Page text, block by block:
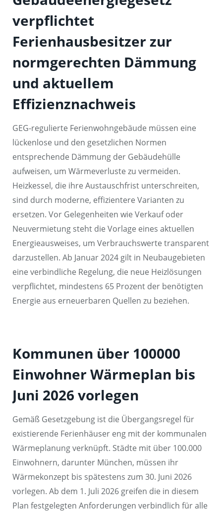
verpflichtet
Ferienhausbesitzer zur
normgerechten Dämmung
und aktuellem
Effizienznachweis
GEG-regulierte Ferienwohngebäude müssen eine
lückenlose und den gesetzlichen Normen
entsprechende Dämmung der Gebäudehülle
aufweisen, um Wärmeverluste zu vermeiden.
Heizkessel, die ihre Austauschfrist unterschreiten,
sind durch moderne, effizientere Varianten zu
ersetzen. Vor Gelegenheiten wie Verkauf oder
Neuvermietung steht die Vorlage eines aktuellen
Energieausweises, um Verbrauchswerte transparent
darzustellen. Ab Januar 2024 gilt in Neubaugebieten
eine verbindliche Regelung, die neue Heizlösungen
verpflichtet, mindestens 65 Prozent der benötigten
Energie aus erneuerbaren Quellen zu beziehen.
Kommunen über 100000
Einwohner Wärmeplan bis
Juni 2026 vorlegen
Gemäß Gesetzgebung ist die Übergangsregel für
existierende Ferienhäuser eng mit der kommunalen
Wärmeplanung verknüpft. Städte mit über 100.000
Einwohnern, darunter München, müssen ihr
Wärmekonzept bis spätestens zum 30. Juni 2026
vorlegen. Ab dem 1. Juli 2026 greifen die in diesem
Plan festgelegten Anforderungen verbindlich für alle